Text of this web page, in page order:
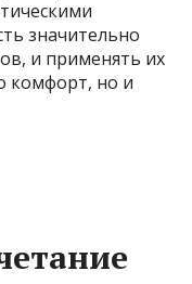
значительно
и применять их
комфорт, но и